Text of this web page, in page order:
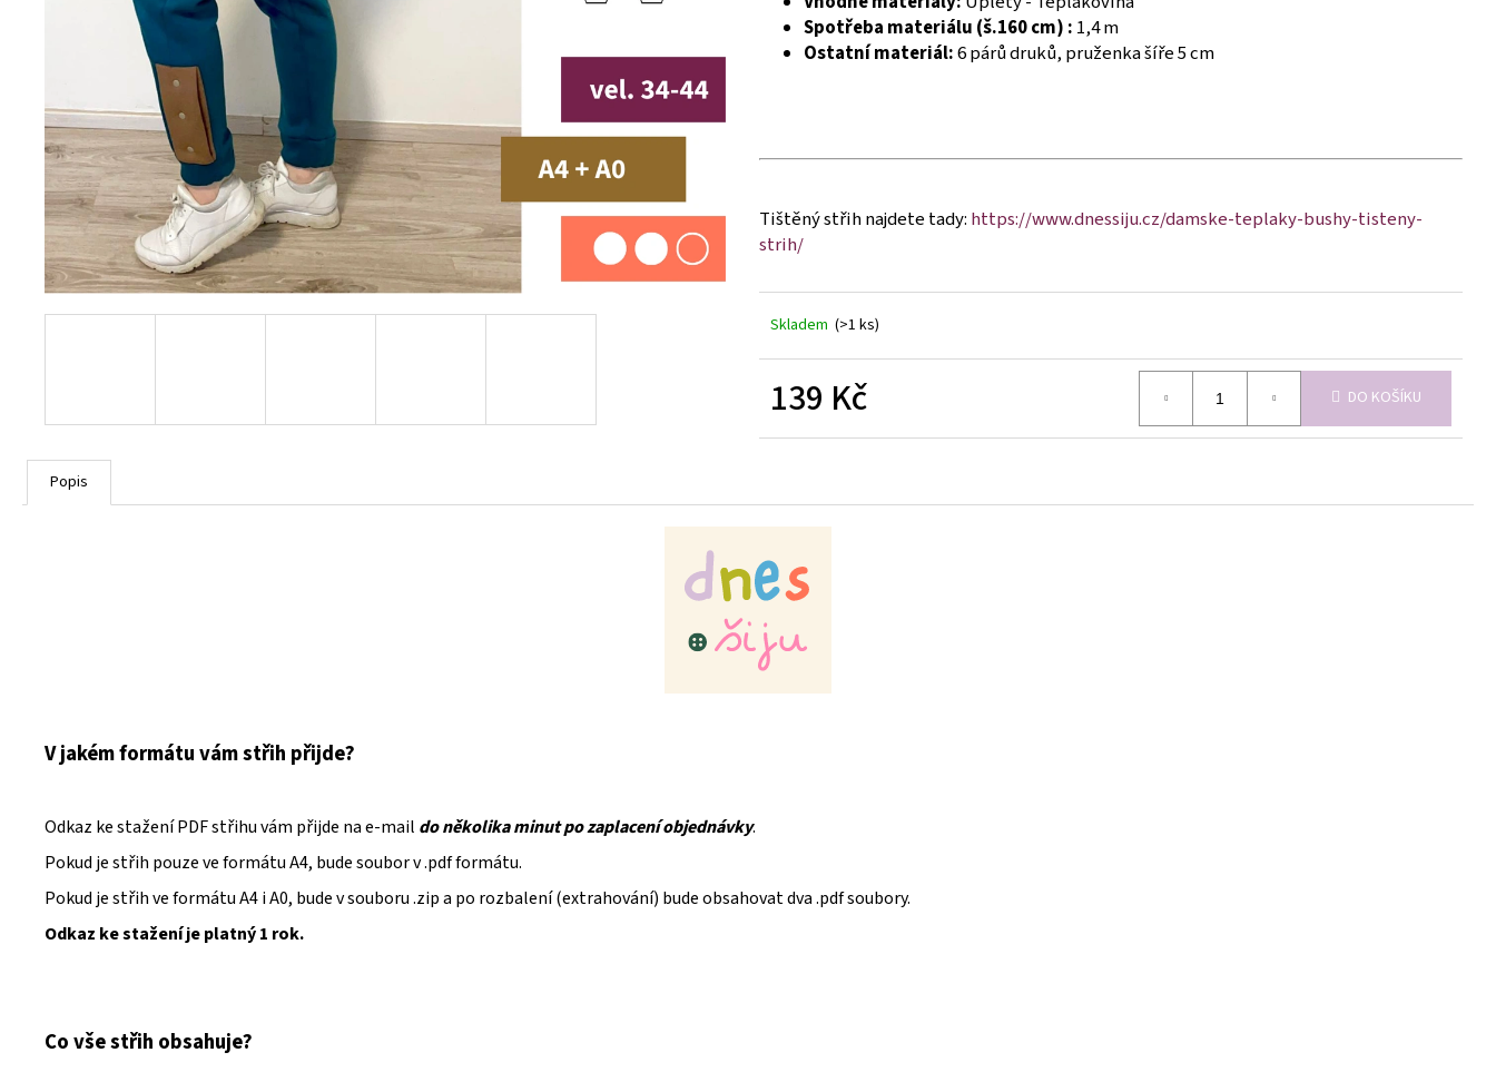
Spotřeba materiálu (š.160 cm) : 1,4 m
Ostatní materiál:6 párů druků, pruženka šíře 5 cm
Tištěný střih najdete tady: https://www.dnessiju.cz/damske-teplaky-bushy-tisteny-
strih/
Skladem (>1 ks)
139 Kč
cena:
DO KOŠÍKU
Popis
V jakém formátu vám střih přijde?
Odkaz ke stažení PDF střihu vám přijde na e-mail do několika minut po zaplacení objednávky.
Pokud je střih pouze ve formátu A4, bude soubor v .pdf formátu.
Pokud je střih ve formátu A4 i A0, bude v souboru .zip a po rozbalení (extrahování) bude obsahovat dva .pdf soubory.
Odkaz ke stažení je platný 1 rok.
Co vše střih obsahuje?